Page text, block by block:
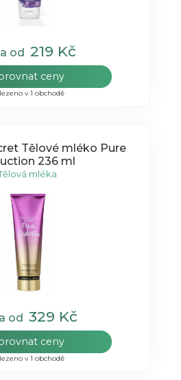
od219 Kč
ceny
v 1 obchodě
Tělové mléko Pure
236 ml
mléka
od329 Kč
ceny
v 1 obchodě